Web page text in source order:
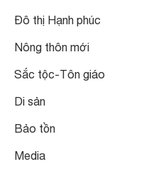
Đô thị Hạnh phúc
Nông thôn mới
Sắc tộc-Tôn giáo
Di sản
Bảo tồn
Media